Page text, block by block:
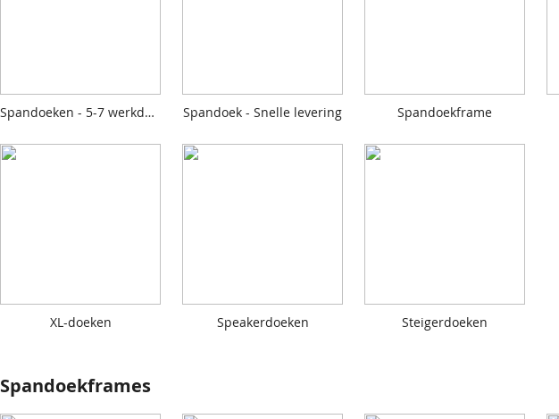
Spandoeken - 5-7 werkdagen Spandoek - Snelle levering Spandoekframe
XL-doeken Speakerdoeken Steigerdoeken
Spandoekframes